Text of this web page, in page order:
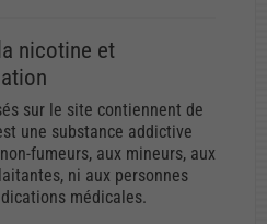
nicotine et
sur le site contiennent de
une substance addictive
fumeurs, aux mineurs, aux
ni aux personnes
médicales.